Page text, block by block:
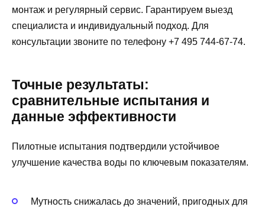
монтаж и регулярный сервис. Гарантируем выезд
специалиста и индивидуальный подход. Для
консультации звоните по телефону +7 495 744-67-74.
Точные результаты:
сравнительные испытания и
данные эффективности
Пилотные испытания подтвердили устойчивое
улучшение качества воды по ключевым показателям.
Мутность снижалась до значений, пригодных для